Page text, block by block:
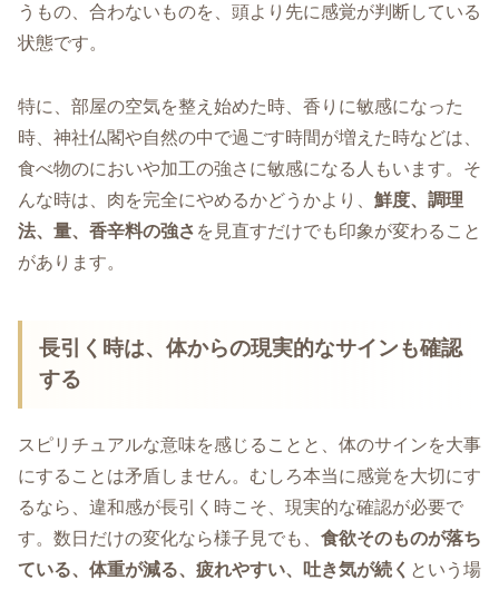
うもの、合わないものを、頭より先に感覚が判断している
状態です。
特に、部屋の空気を整え始めた時、香りに敏感になった
時、神社仏閣や自然の中で過ごす時間が増えた時などは、
食べ物のにおいや加工の強さに敏感になる人もいます。そ
んな時は、肉を完全にやめるかどうかより、 鮮度、調理
法、量、香辛料の強さ を見直すだけでも印象が変わること
があります。
長引く時は、体からの現実的なサインも確認
する
スピリチュアルな意味を感じることと、体のサインを大事
にすることは矛盾しません。むしろ本当に感覚を大切にす
るなら、違和感が長引く時こそ、現実的な確認が必要で
す。数日だけの変化なら様子見でも、 食欲そのものが落ち
ている、体重が減る、疲れやすい、吐き気が続く という場